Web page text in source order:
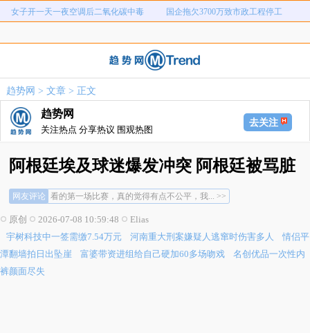
弊犯罪
女子开一天一夜空调后二氧化碳中毒 国企拖欠3700万致市政工程停工
河南重大刑案嫌疑人逃窜时伤害多人 情侣平潭翻墙拍日出坠崖
河南三支一扶考试存在规模性组织作
弊犯罪
女子开一天一夜空调后二氧化碳中毒 国企拖欠3700万致市政工程停工
趋势网 > 文章> 正文
趋势网
关注热点 分享热议 围观热图
去关注
阿根廷埃及球迷爆发冲突 阿根廷被骂脏
网友评论 看的第一场比赛，真的觉得有点不公平，我... >>
全程看完，埃及队全场踢的很不错，一直在... >>
看的第一场比赛，真的觉得有点不公平，我... >>
这场我站埃及，这裁判太黑了... >>
原创 2026-07-08 10:59:48
Elias
宇树科技中一签需缴7.54万元
河南重大刑案嫌疑人逃窜时伤害多人
情侣平
潭翻墙拍日出坠崖
富婆带资进组给自己硬加60多场吻戏
名创优品一次性内
裤颜面尽失